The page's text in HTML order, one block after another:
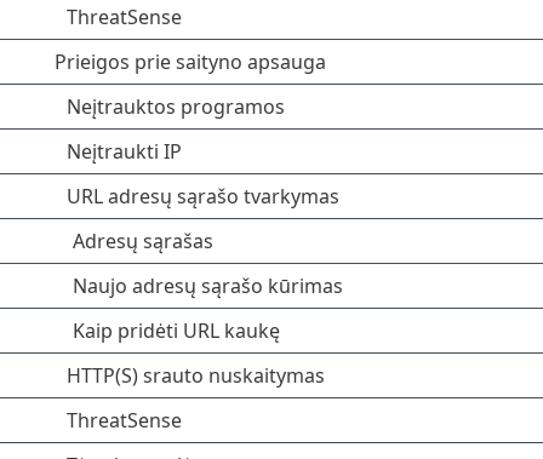
ThreatSense
Prieigos prie saityno apsauga
Neįtrauktos programos
Neįtraukti IP
URL adresų sąrašo tvarkymas
Adresų sąrašas
Naujo adresų sąrašo kūrimas
Kaip pridėti URL kaukę
HTTP(S) srauto nuskaitymas
ThreatSense